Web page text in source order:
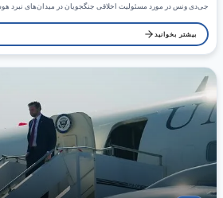
جی‌دی ونس در مورد مسئولیت اخلاقی جنگجویان در میدان‌های نبرد
بیشتر بخوانید